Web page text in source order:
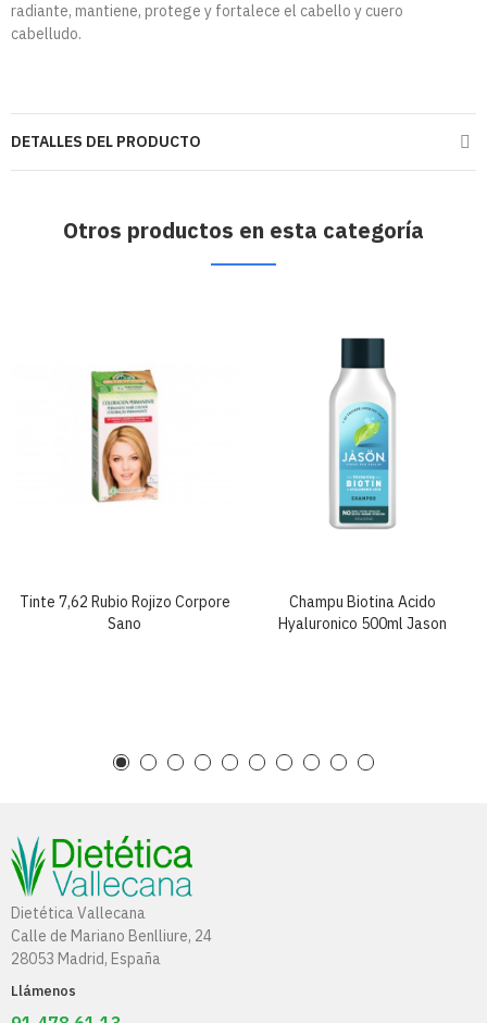
radiante, mantiene, protege y fortalece el cabello y cuero
cabelludo.
DETALLES DEL PRODUCTO
Otros productos en esta categoría
Tinte 7,62 Rubio Rojizo Corpore
Sano
Champu Biotina Acido
Hyaluronico 500ml Jason
Dietética Vallecana
Calle de Mariano Benlliure, 24
28053 Madrid, España
Llámenos